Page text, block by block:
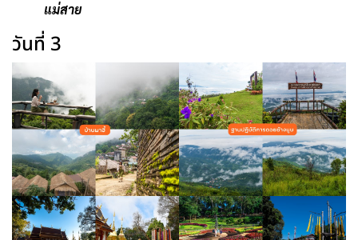
แม่สาย
วันที่ 3